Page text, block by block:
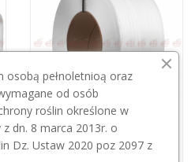
Przepraszamy, ten produkt
jest niedostępny.
osobą pełnoletnioą oraz
od osób
roślin określone w
dn. 8 marca 2013r. o
Dz. Ustaw 2020 poz 2097 z